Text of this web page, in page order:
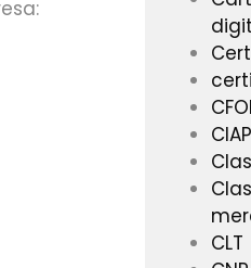
CIAP
CLT